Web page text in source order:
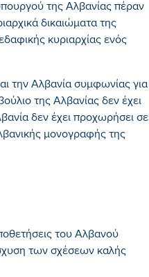
της Αλβανίας πέραν
δικαιώματα της
κυριαρχίας ενός
την Αλβανία συμφωνίας για
της Αλβανίας δεν έχει
δεν έχει προχωρήσει σε
μονογραφής της
του Αλβανού
των σχέσεων καλής